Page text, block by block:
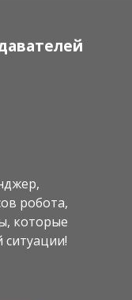
робота,
которые